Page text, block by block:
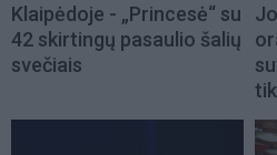
Klaipėdoje - „Princesė“ su
42 skirtingų pasaulio šalių
svečiais